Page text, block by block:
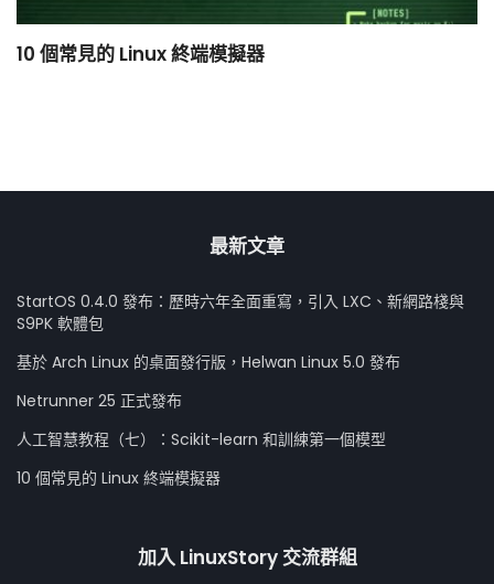
10 個常見的 Linux 終端模擬器
最新文章
StartOS 0.4.0 發布：歷時六年全面重寫，引入 LXC、新網路棧與
S9PK 軟體包
基於 Arch Linux 的桌面發行版，Helwan Linux 5.0 發布
Netrunner 25 正式發布
人工智慧教程（七）：Scikit-learn 和訓練第一個模型
10 個常見的 Linux 終端模擬器
加入 LinuxStory 交流群組